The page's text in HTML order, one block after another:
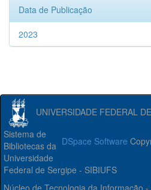
Data de Publicação
2023
UNIVERSIDADE FEDERAL
DSpace Software
Sistema de
Bibliotecas da
Universidade
Federal de Sergipe - SIBIUFS
Núcleo de Tecnologia da Informação -